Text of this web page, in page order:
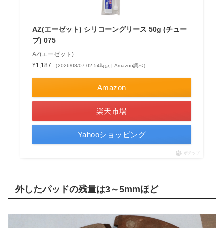
AZ(エーゼット) シリコーングリース 50g (チュー
ブ) 075
AZ(エーゼット)
¥1,187
（2026/08/07 02:54時点 | Amazon調べ）
Amazon
楽天市場
Yahooショッピング
ポチップ
外したパッドの残量は3～5mmほど